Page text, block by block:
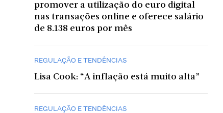
promover a utilização do euro digital
nas transações online e oferece salário
de 8.138 euros por mês
REGULAÇÃO E TENDÊNCIAS
Lisa Cook: “A inflação está muito alta”
REGULAÇÃO E TENDÊNCIAS